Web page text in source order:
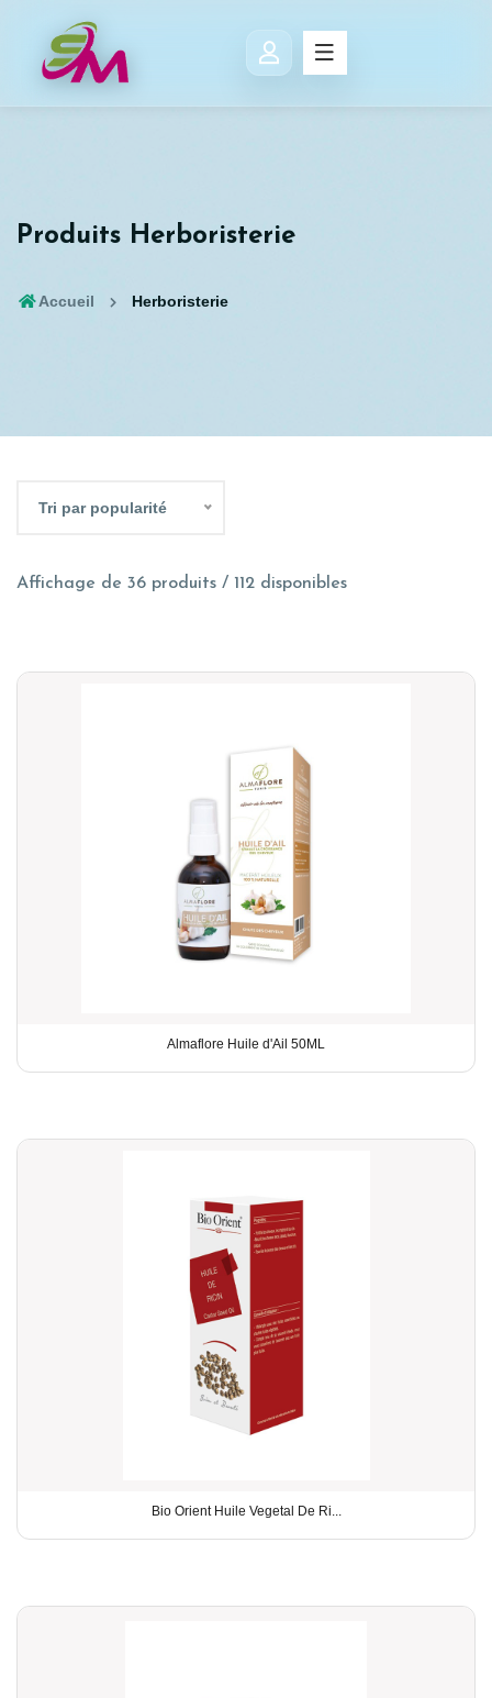
Produits Herboristerie
Accueil Herboristerie
Tri par popularité
Affichage de 36 produits / 112 disponibles
Almaflore Huile d'Ail 50ML
Bio Orient Huile Vegetal De Ri...